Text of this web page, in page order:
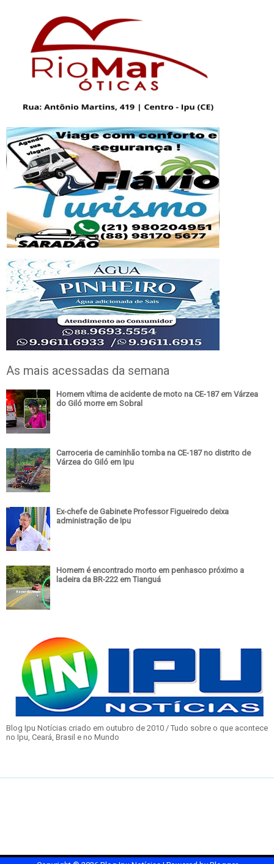
As mais acessadas da semana
Homem vítima de acidente de moto na CE-187 em Várzea
do Giló morre em Sobral
Carroceria de caminhão tomba na CE-187 no distrito de
Várzea do Giló em Ipu
Ex-chefe de Gabinete Professor Figueiredo deixa
administração de Ipu
Homem é encontrado morto em penhasco próximo a
ladeira da BR-222 em Tianguá
Blog Ipu Notícias criado em outubro de 2010 / Tudo sobre o que acontece
no Ipu, Ceará, Brasil e no Mundo